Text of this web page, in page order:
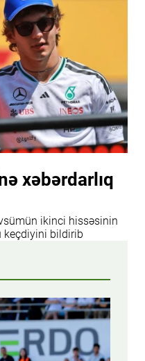
xəbərdarlıq
ikinci hissəsinin
keçdiyini bildirib